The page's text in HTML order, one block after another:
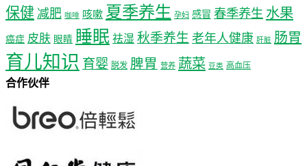
保健 减肥 咖啡 咳嗽 夏季养生 孕妇 感冒 春季养生 水果
癌症 皮肤 眼睛 睡眠 祛湿 秋季养生 老年人健康 肝脏 肠胃
育儿知识 育婴 脱发 脾胃 营养 蔬菜 豆类 高血压
合作伙伴